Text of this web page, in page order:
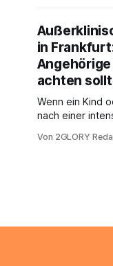
in
Angehörige
achten
Wenn ein Kind
nach einer
oder eine
Intensivpflege
Von 2GLORY